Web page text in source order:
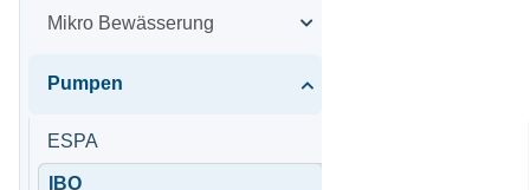
Mikro Bewässerung
Pumpen
ESPA
IBO